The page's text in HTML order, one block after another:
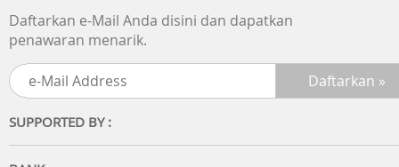
Kaca Pelindung: AGC DT-Star D+
KAMERA
Belakang
Monokrom: 2MP; f/2.4; FOV 89°; lensa 3P
Depan
Daftarkan e-Mail Anda disini dan dapatkan
penawaran menarik.
SUPPORTED BY :